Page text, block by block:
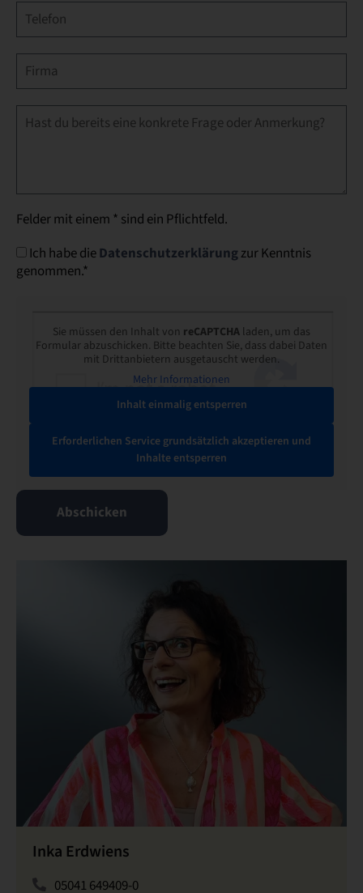
Inka Erdwiens
05041 649409-0
Felder mit einem * sind ein Pflichtfeld.
Ich habe dieDatenschutzerklärungzur Kenntnis
genommen.*
Sie müssen den Inhalt von reCAPTCHA laden, um das
Formular abzuschicken. Bitte beachten Sie, dass dabei Daten
mit Drittanbietern ausgetauscht werden.
Mehr Informationen
Inhalt einmalig entsperren
Erforderlichen Service grundsätzlich akzeptieren und
Inhalte entsperren
Abschicken